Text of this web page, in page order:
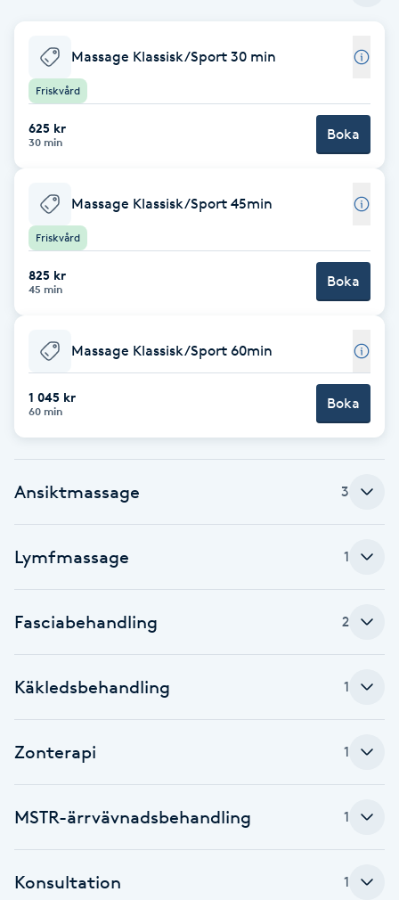
Balayage
Bambumassage
Barnklippning
BIAB
Brynformning
Brynplockning
C
Celluliter
Color correction
Damklippning
Massage Klassisk/Sport 30 min
Friskvård
625 kr
30 min Boka
Massage Klassisk/Sport 45min
Friskvård
825 kr
45 min Boka
Massage Klassisk/Sport 60min
1 045 kr
60 min Boka
Ansiktmassage 3
Lymfmassage 1
Fasciabehandling 2
Käkledsbehandling 1
Zonterapi 1
MSTR-ärrvävnadsbehandling 1
Konsultation 1